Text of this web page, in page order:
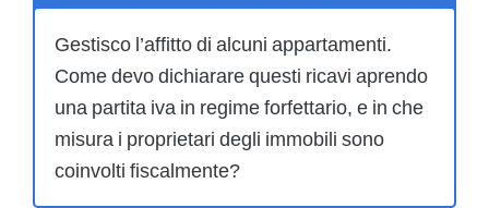
Gestisco l’affitto di alcuni appartamenti.
Come devo dichiarare questi ricavi aprendo
una partita iva in regime forfettario, e in che
misura i proprietari degli immobili sono
coinvolti fiscalmente?